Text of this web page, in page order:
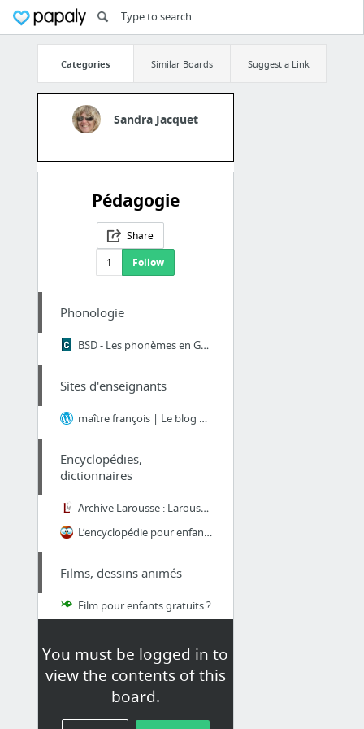
Categories Similar Boards Suggest a Link
Sandra Jacquet
Pédagogie
Share
1
Follow
You must be logged in to
view the contents of this
board.
Phonologie
BSD - Les phonèmes en GS et CP : conscience phonologique et connaissance des lettres
Sites d'enseignants
maître françois | Le blog d'un instit de la PS au CM2
Encyclopédies,
dictionnaires
Archive Larousse : Larousse agricole
L’encyclopédie pour enfants écrite par les enfants - Wikimini
Films, dessins animés
Film pour enfants gratuits ?
Généralités
Evaluation positive - Des nouveaux enjeux pour l'école maternelle : le suivi des acquis...
idéesautisme: Maternelle